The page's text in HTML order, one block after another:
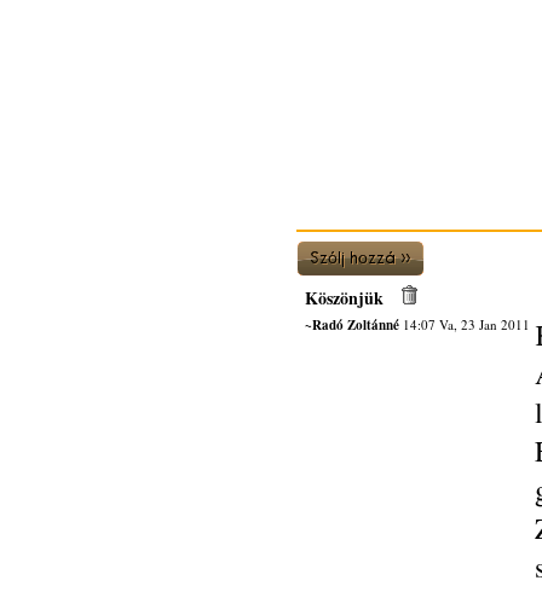
Köszönjük
~Radó Zoltánné14:07 Va, 23 Jan 2011